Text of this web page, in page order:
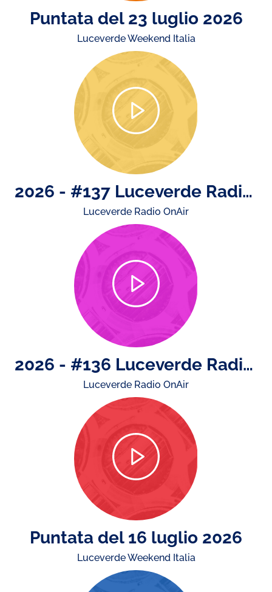
Puntata del 23 luglio 2026
Luceverde Weekend Italia
2026 - #137 Luceverde Radio OnAir di venerdì 17 luglio. Buone vacanze: Luceverde Radio OnAir torna lunedì 14 settembre!
Luceverde Radio OnAir
2026 - #136 Luceverde Radio OnAir di giovedì 16 luglio
Luceverde Radio OnAir
Puntata del 16 luglio 2026
Luceverde Weekend Italia